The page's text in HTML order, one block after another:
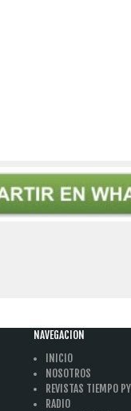
NAVEGACION
INICIO
NOSOTROS
REVISTAS TIEMPO
RADIO